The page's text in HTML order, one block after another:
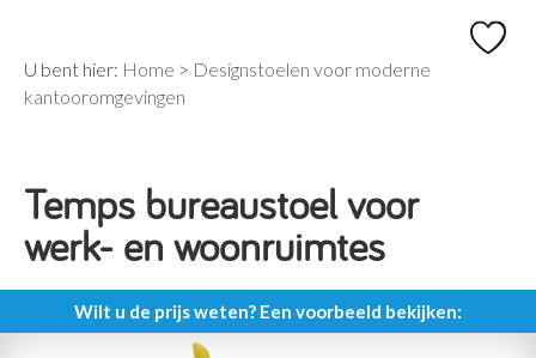
U bent hier: Home > Designstoelen voor moderne
kantooromgevingen
Temps bureaustoel voor
werk- en woonruimtes
Wilt u de prijs weten? Een voorbeeld bekijken: